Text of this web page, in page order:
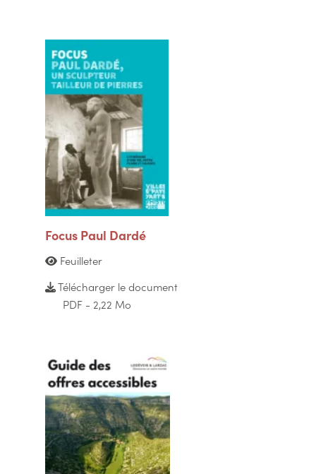
Focus Paul Dardé
Feuilleter
Télécharger le document
PDF - 2,22 Mo